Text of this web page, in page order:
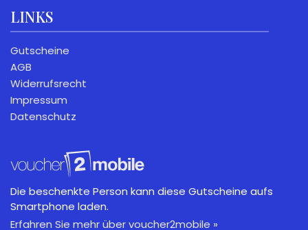
LINKS
Gutscheine
AGB
Widerrufsrecht
Impressum
Datenschutz
Die beschenkte Person kann diese Gutscheine aufs
Smartphone laden.
Erfahren Sie mehr über voucher2mobile »